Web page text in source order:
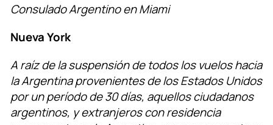
Consulado Argentino en Miami
Nueva York
A raíz de la suspensión de todos los vuelos hacia
la Argentina provenientes de los Estados Unidos
por un período de 30 días, aquellos ciudadanos
argentinos, y extranjeros con residencia